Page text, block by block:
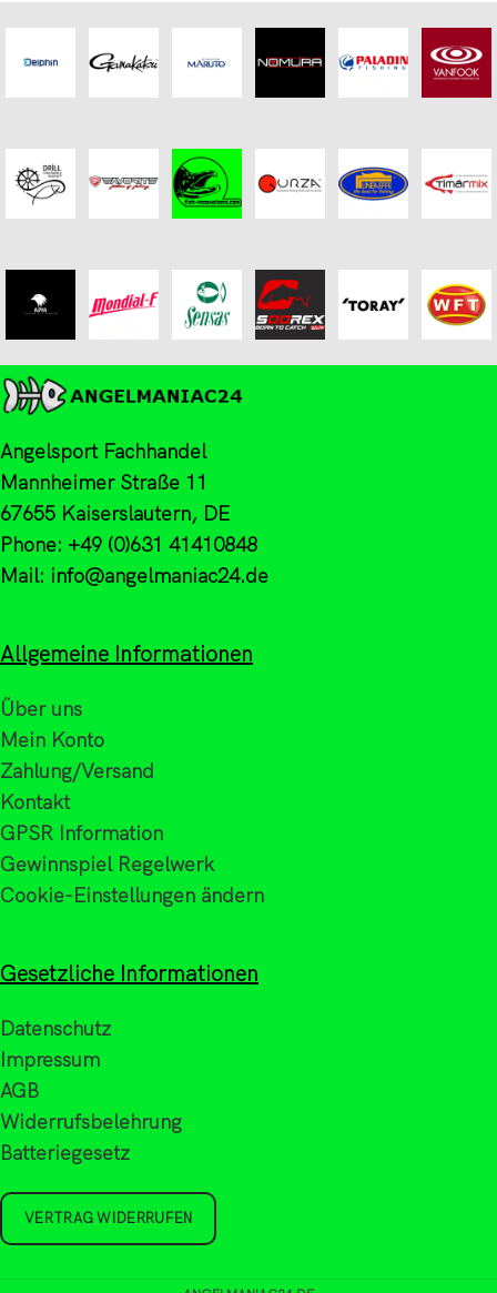
Angelsport Fachhandel
Mannheimer Straße 11
67655 Kaiserslautern, DE
Phone: +49 (0)631 41410848
Mail: info@angelmaniac24.de
Allgemeine Informationen
Über uns
Mein Konto
Zahlung/Versand
Kontakt
GPSR Information
Gewinnspiel Regelwerk
Cookie-Einstellungen ändern
Gesetzliche Informationen
Datenschutz
Impressum
AGB
Widerrufsbelehrung
Batteriegesetz
VERTRAG WIDERRUFEN